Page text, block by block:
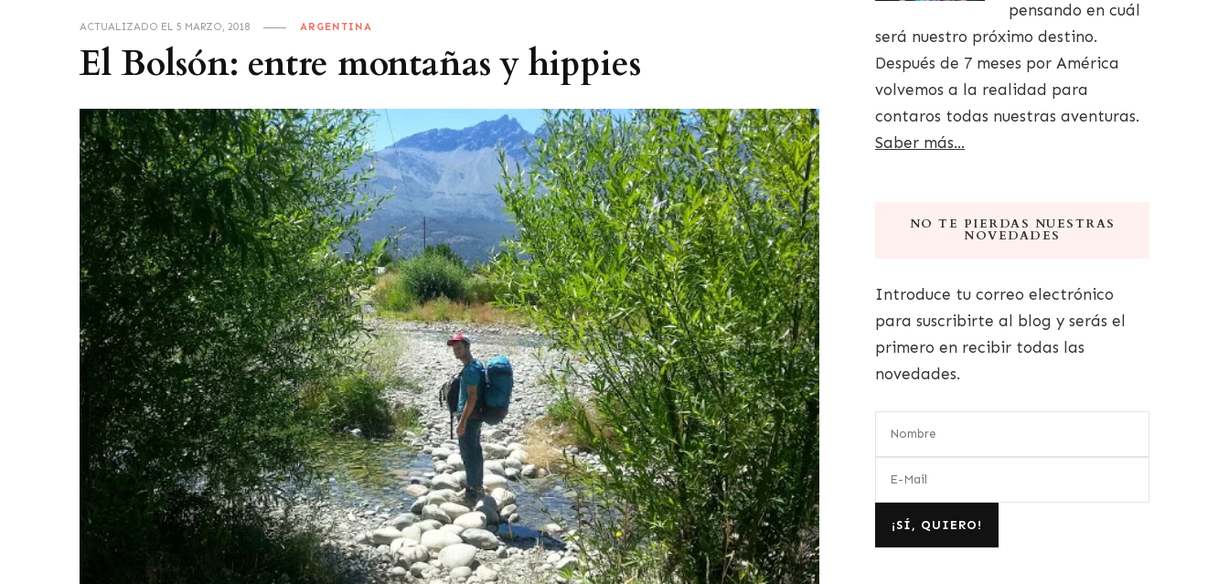
ACTUALIZADO EL 5 MARZO, 2018 ARGENTINA
El Bolsón: entre montañas y hippies
pensando en cuál
será nuestro próximo destino.
Después de 7 meses por América
volvemos a la realidad para
contaros todas nuestras aventuras.
Saber más...
NO TE PIERDAS NUESTRAS
NOVEDADES
Introduce tu correo electrónico
para suscribirte al blog y serás el
primero en recibir todas las
novedades.